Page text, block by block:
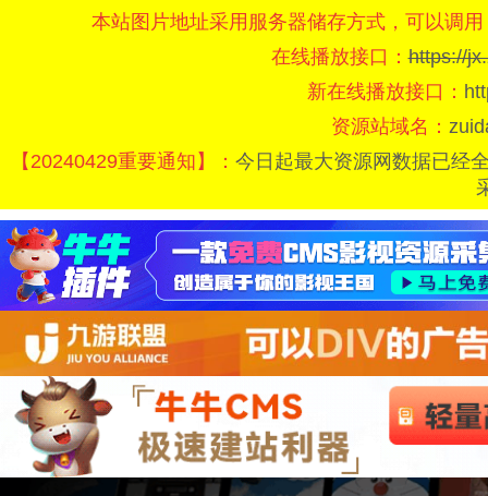
本站图片地址采用服务器储存方式，可以调
在线播放接口：https://
新在线播放接口：
资源站域名：
【20240429重要通知】： 今日起最大资源网数据已经